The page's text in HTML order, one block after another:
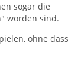
sogar die
worden sind.
ohne dass